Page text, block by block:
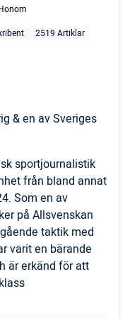
2519 Artiklar
& en av Sveriges
sportjournalistik
från bland annat
Som en av
på Allsvenskan
taktik med
varit en bärande
är erkänd för att